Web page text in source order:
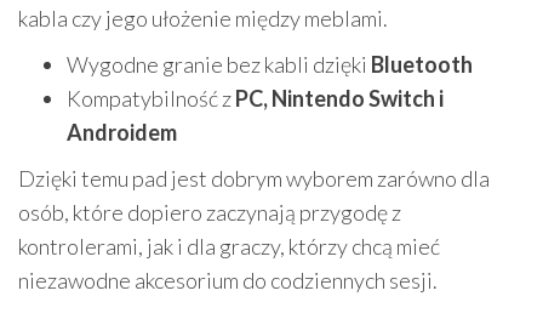
kabla czy jego ułożenie między meblami.
Wygodne granie bez kabli dzięki Bluetooth
Kompatybilność zPC, Nintendo Switch i
Androidem
Dzięki temu pad jest dobrym wyborem zarówno dla
osób, które dopiero zaczynają przygodę z
kontrolerami, jak i dla graczy, którzy chcą mieć
niezawodne akcesorium do codziennych sesji.